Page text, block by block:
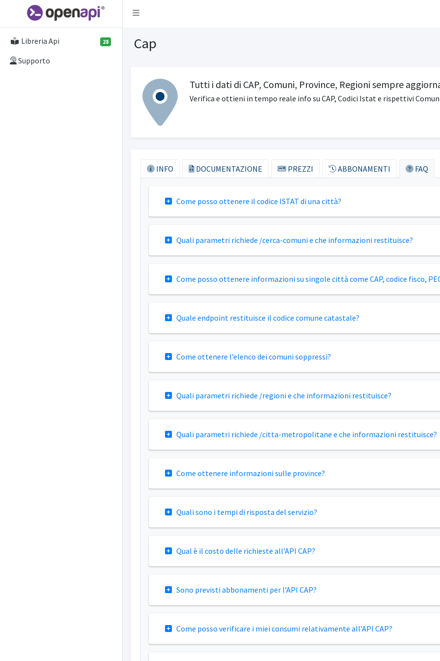
Attiva la navigazione
Libreria Api 28
Supporto
Cap
Tutti i dati di CAP, Comuni, Province, Regioni sempre
Verifica e ottieni in tempo reale info su CAP, Codici Istat e rispettivi
INFO DOCUMENTAZIONE PREZZI ABBONAMENTI FAQ
Come posso ottenere il codice ISTAT di una città?
Quali parametri richiede /cerca-comuni e che informazioni restituisce?
Come posso ottenere informazioni su singole città come CAP, codice fisco,
Quale endpoint restituisce il codice comune catastale?
Come ottenere l’elenco dei comuni soppressi?
Quali parametri richiede /regioni e che informazioni restituisce?
Quali parametri richiede /citta-metropolitane e che informazioni restituisce?
Come ottenere informazioni sulle province?
Quali sono i tempi di risposta del servizio?
Qual è il costo delle richieste all’API CAP?
Sono previsti abbonamenti per l’API CAP?
Come posso verificare i miei consumi relativamente all’API CAP?